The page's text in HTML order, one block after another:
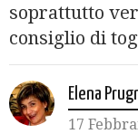
soprattutto
consiglio di
Elena
17